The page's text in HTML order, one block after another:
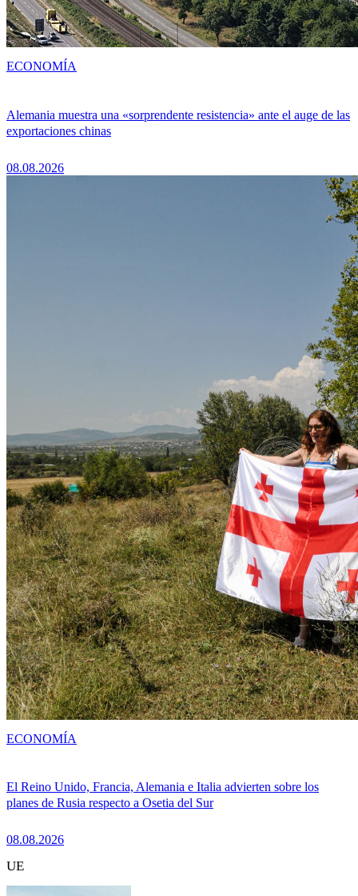
Alemania muestra una «sorprendente resistencia» ante el auge de las
exportaciones chinas
08.08.2026
ECONOMÍA
El Reino Unido, Francia, Alemania e Italia advierten sobre los
planes de Rusia respecto a Osetia del Sur
08.08.2026
ECONOMÍA
UE